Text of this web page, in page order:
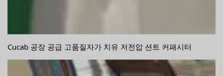
Cucab 공장 공급 고품질자가 치유 저전압 션트 커패시터